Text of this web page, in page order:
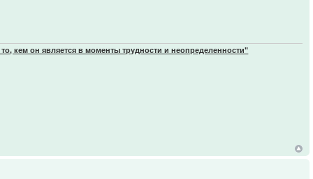
кем он является в моменты трудности и неопределенности"